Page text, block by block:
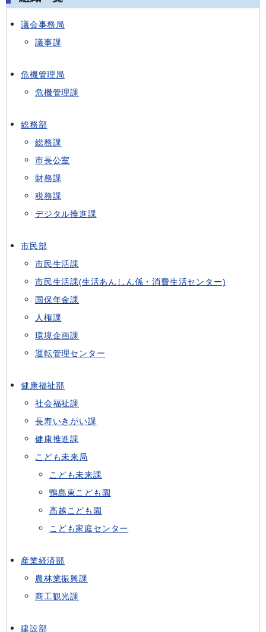
議会事務局
議事課
危機管理局
危機管理課
総務部
総務課
市長公室
財務課
税務課
デジタル推進課
市民部
市民生活課
市民生活課(生活あんしん係・消費生活センター)
国保年金課
人権課
環境企画課
運転管理センター
健康福祉部
社会福祉課
長寿いきがい課
健康推進課
こども未来局
こども未来課
鴨島東こども園
高越こども園
こども家庭センター
産業経済部
農林業振興課
商工観光課
建設部